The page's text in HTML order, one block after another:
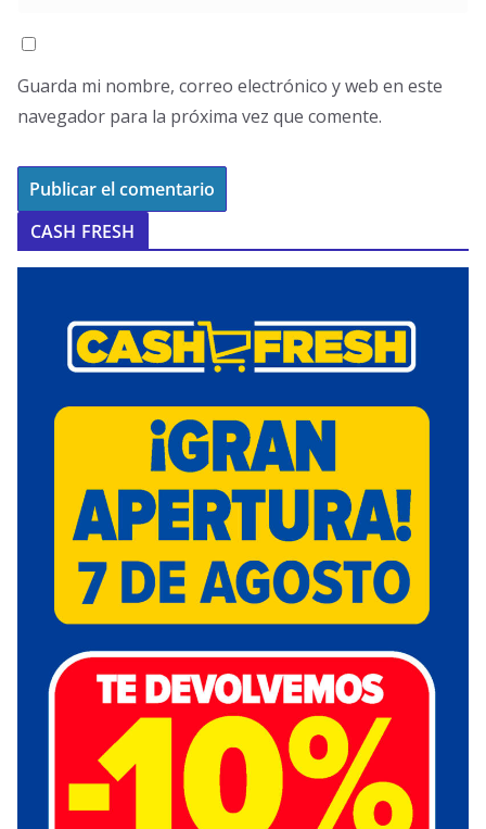
Guarda mi nombre, correo electrónico y web en este
navegador para la próxima vez que comente.
CASH FRESH